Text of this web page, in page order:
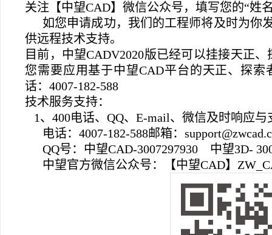
关注【中望CAD】微信公众号，填写您的“姓
如您申请成功，我们的工程师将及时为你
供远程技术支持。
目前，中望CADV2020版已经可以挂接天正
您需要应用基于中望CAD平台的天正、探
话：4007-182-588
技术服务支持：
1、400电话、QQ、E-mail、微信及时响应与
电话：4007-182-588邮箱：
QQ号：中望CAD-3007297930 中望3D-
中望官方微信公众号：【中望CAD】